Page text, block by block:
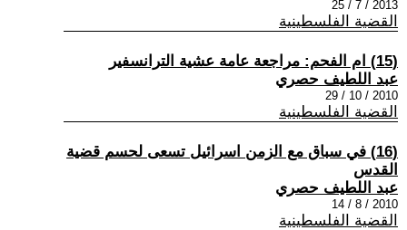
2013 / 7 / 25
القضية الفلسطينية
(15) ام الفحم: مراجعة عامة عشية الترانسفير
عبد اللطيف حصري
2010 / 10 / 29
القضية الفلسطينية
(16) في سباق مع الزمن اسرائيل تسعى لحسم قضية
القدس
عبد اللطيف حصري
2010 / 8 / 14
القضية الفلسطينية